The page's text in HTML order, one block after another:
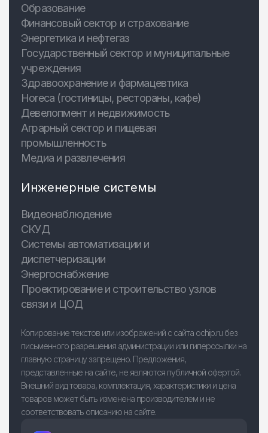
Образование
Финансовый сектор и страхование
Энергетика и нефтегаз
Государственный сектор и муниципальные
учреждения
Здравоохранение и фармацевтика
Horeca (гостиницы, рестораны, кафе)
Девелопмент и недвижимость
Аграрный сектор и пищевая
промышленность
Медиа и развлечения
Инженерные системы
Видеонаблюдение
СКУД
Системы автоматизации и
диспетчеризации
Энергоснабжение
Проектирование и строительство узлов
связи и ЦОД
Копирование текстов или изображений с сайта ochip.ru без
письменного разрешения администрации или гиперссылки на
главную страницу запрещено. Предложения,
представленные на сайте, не являются публичной офертой.
Внешний вид товара, комплектация, характеристики и цена
товаров может быть изменена производителем и не
соответствовать описанию на сайте.